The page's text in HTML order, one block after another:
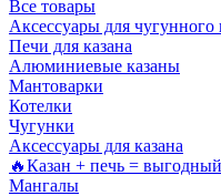
Все товары
Аксессуары для чугунного
Печи для казана
Алюминиевые казаны
Мантоварки
Котелки
Чугунки
Аксессуары для казана
🔥Казан + печь =
Мангалы